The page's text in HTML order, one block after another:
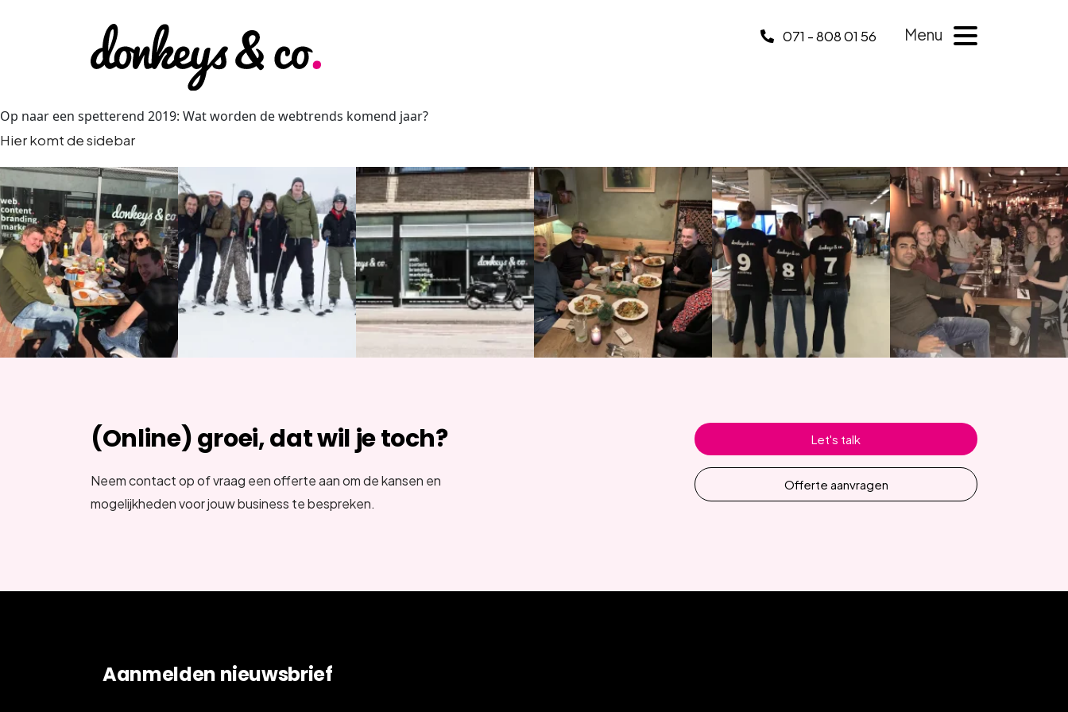
Menu
071 - 808 01 56
Op naar een spetterend 2019: Wat worden de webtrends komend jaar?
Hier komt de sidebar
(Online) groei, dat wil je toch?
Neem contact op of vraag een offerte aan om de kansen en
mogelijkheden voor jouw business te bespreken.
Let's talk
Offerte aanvragen
Aanmelden nieuwsbrief